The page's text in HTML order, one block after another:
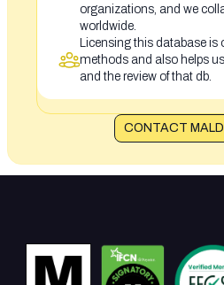
organizations, and we
worldwide.
Licensing this database is
methods and also helps
and the review of that db.
CONTACT